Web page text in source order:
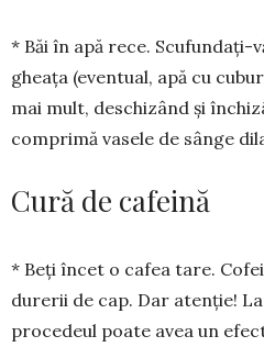
* Băi în apă rece. Scufundați-
gheața (eventual, apă cu
mai mult, deschizând și
comprimă vasele de sânge
Cură de cafeină
* Beți încet o cafea tare.
durerii de cap. Dar atenție!
procedeul poate avea un